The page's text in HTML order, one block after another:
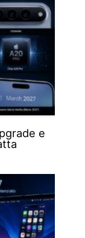
e